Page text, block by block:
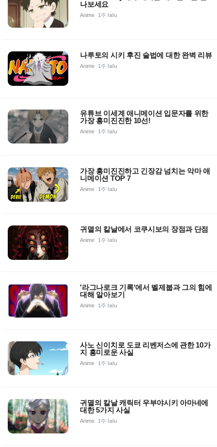
나보세요
Anime 1주 lalu
나루토의 시키 후진 술법에 대한 완벽 리뷰
Anime 1주 lalu
유튜브 이세계 애니메이션 입문자를 위한
가장 흥미진진한 10선!
Anime 1주 lalu
가장 흥미진진하고 긴장감 넘치는 악마 애
니메이션 TOP 7
Anime 1주 lalu
귀멸의 칼날에서 코쿠시보의 장점과 단점
Anime 1주 lalu
'라그나로크 기록'에서 벨제붑과 그의 힘에
대해 알아보기
Anime 1주 lalu
사노 신이치로 도쿄 리벤저스에 관한 10가
지 흥미로운 사실
Anime 1주 lalu
귀멸의 칼날 캐릭터 우부야시키 아마네에
대한 5가지 사실
Anime 1주 lalu